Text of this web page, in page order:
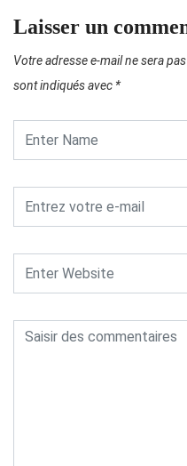
Laisser un
Votre adresse e-mail ne sera
sont indiqués avec *